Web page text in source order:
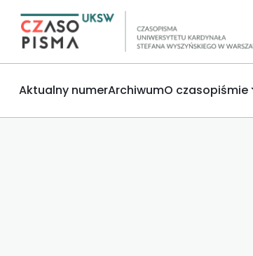
Aktualny numerArchiwumO czasopiśmie